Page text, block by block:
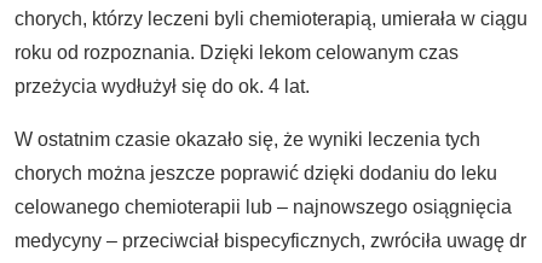
chorych, którzy leczeni byli chemioterapią, umierała w ciągu
roku od rozpoznania. Dzięki lekom celowanym czas
przeżycia wydłużył się do ok. 4 lat.
W ostatnim czasie okazało się, że wyniki leczenia tych
chorych można jeszcze poprawić dzięki dodaniu do leku
celowanego chemioterapii lub – najnowszego osiągnięcia
medycyny – przeciwciał bispecyficznych, zwróciła uwagę dr